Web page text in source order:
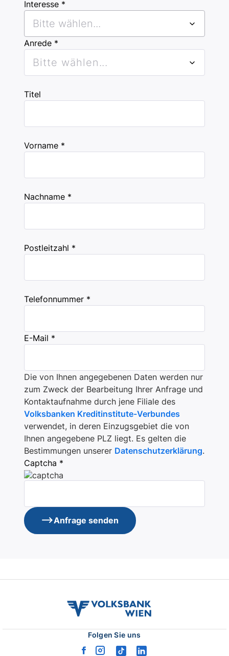
Interesse *
Bitte wählen...
Anrede *
Bitte wählen...
Titel
Vorname *
Nachname *
Postleitzahl *
Telefonnummer *
E-Mail *
Die von Ihnen angegebenen Daten werden nur
zum Zweck der Bearbeitung Ihrer Anfrage und
Kontaktaufnahme durch jene Filiale des
Volksbanken Kreditinstitute-Verbundes
verwendet, in deren Einzugsgebiet die von
Ihnen angegebene PLZ liegt. Es gelten die
Bestimmungen unserer Datenschutzerklärung.
Captcha *
Anfrage senden
volksbank
wien
Folgen Sie uns